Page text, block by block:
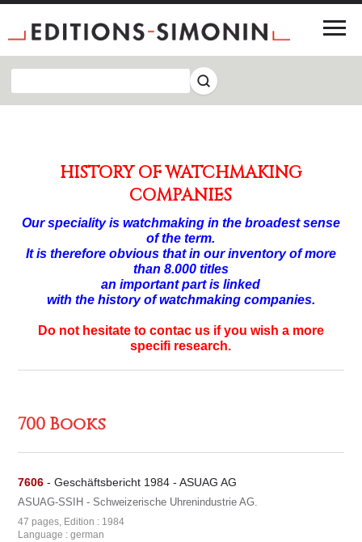
HISTORY OF WATCHMAKING
COMPANIES
Our speciality is watchmaking in the broadest sense
of the term.
It is therefore obvious that in our inventory of more
than 8.000 titles
an important part is linked
with the history of watchmaking companies.
Do not hesitate to contac us if you wish a more
specifi research.
700 Books
7606 - Geschäftsbericht 1984 - ASUAG AG
ASUAG-SSIH - Schweizerische Uhrenindustrie AG.
47 pages, Edition : 1984
Language : german